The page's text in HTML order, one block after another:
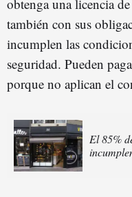
obtenga una licencia
también con sus
incumplen las
seguridad. Pueden
porque no aplican el
El 85%